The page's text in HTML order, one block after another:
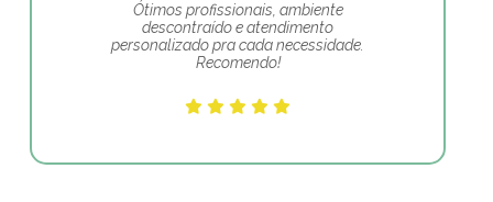
Ótimos profissionais, ambiente
descontraído e atendimento
personalizado pra cada necessidade.
Recomendo!